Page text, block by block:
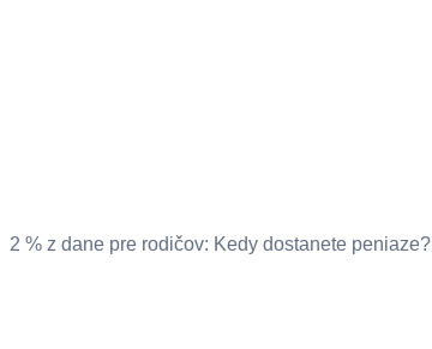
2 % z dane pre rodičov: Kedy dostanete peniaze?